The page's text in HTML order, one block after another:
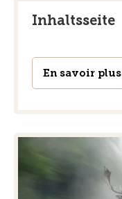
Inhaltsseite
En savoir plus